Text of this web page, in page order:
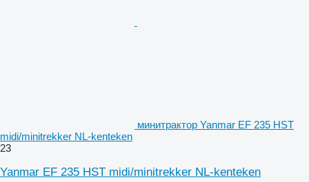
минитрактор Yanmar EF 235 HST
midi/minitrekker NL-kenteken
23
Yanmar EF 235 HST midi/minitrekker NL-kenteken